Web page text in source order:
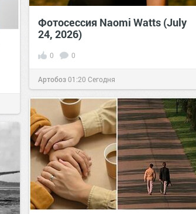
Фотосессия Naomi Watts (July
24, 2026)
0 0
Артобоз01:20 Сегодня